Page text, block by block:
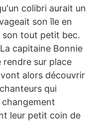
colibri aurait un
son île en
tout petit bec.
capitaine Bonnie
rendre sur place
alors découvrir
qui
leur petit coin de